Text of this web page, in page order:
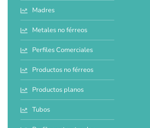
Madres
Metales no férreos
Perfiles Comerciales
Productos no férreos
Productos planos
Tubos